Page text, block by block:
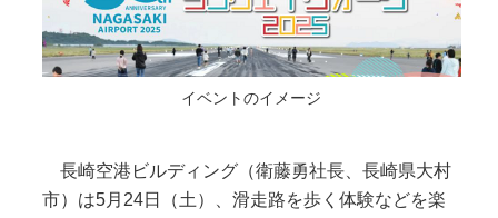
イベントのイメージ
長崎空港ビルディング（衛藤勇社長、長崎県大村
市）は5月24日（土）、滑走路を歩く体験などを楽